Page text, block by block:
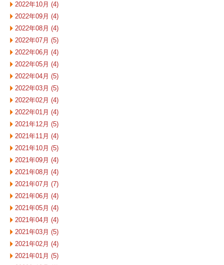
2022年10月 (4)
2022年09月 (4)
2022年08月 (4)
2022年07月 (5)
2022年06月 (4)
2022年05月 (4)
2022年04月 (5)
2022年03月 (5)
2022年02月 (4)
2022年01月 (4)
2021年12月 (5)
2021年11月 (4)
2021年10月 (5)
2021年09月 (4)
2021年08月 (4)
2021年07月 (7)
2021年06月 (4)
2021年05月 (4)
2021年04月 (4)
2021年03月 (5)
2021年02月 (4)
2021年01月 (5)